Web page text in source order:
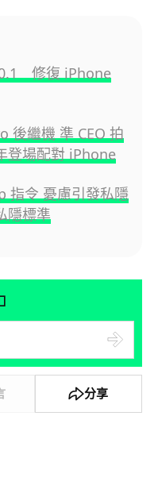
修復 iPhone
後繼機 準 CEO 拍
登場配對 iPhone
指令 憂慮引發私隱
隱標準
分享